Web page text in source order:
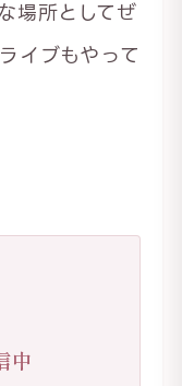
場所としてぜ
イブもやって
中